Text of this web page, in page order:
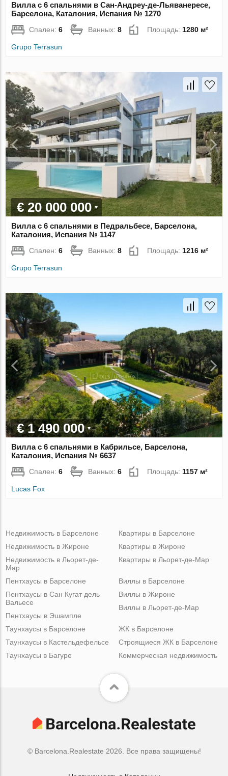
Вилла с 6 спальнями в Сан-Андреу-де-Льяванересе,
Барселона, Каталония, Испания № 1270
Спален:6 Ванных:8 Площадь: 1280 м²
Grupo Terrasun
€ 20 000 000
Вилла с 6 спальнями в Педральбесе, Барселона,
Каталония, Испания № 1147
Спален:6 Ванных:8 Площадь: 1216 м²
Grupo Terrasun
€ 1 490 000
Вилла с 6 спальнями в Кабрильсе, Барселона,
Каталония, Испания № 6637
Спален:6 Ванных:6 Площадь: 1157 м²
Lucas Fox
Недвижимость в Барселоне
Недвижимость в Жироне
Недвижимость в Льорет-де-
Мар
Квартиры в Барселоне
Квартиры в Жироне
Квартиры в Льорет-де-Мар
Пентхаусы в Барселоне
Пентхаусы в Сан Кугат дель
Вальесе
Пентхаусы в Эшампле
Виллы в Барселоне
Виллы в Жироне
Виллы в Льорет-де-Мар
Таунхаусы в Барселоне
Таунхаусы в Кастельдефельсе
Таунхаусы в Багуре
ЖК в Барселоне
Строящиеся ЖК в Барселоне
Коммерческая недвижимость
© Barcelona.Realestate 2026. Все права защищены!